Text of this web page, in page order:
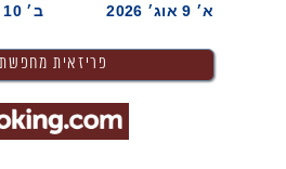
א׳ 9 אוג׳ 2026 ב׳ 10 אוג׳ 2026